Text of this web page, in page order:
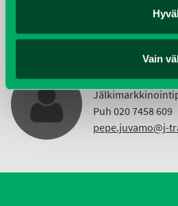
Vain
Puh 040 4814 189
PEPE JUVAMO
Puh 020 7458 609
pepe.juvamo@j-